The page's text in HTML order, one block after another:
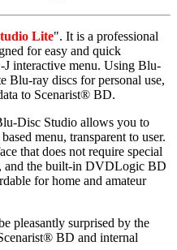
Lite". It is a professional
for easy and quick
interactive menu. Using Blu-
Blu-ray discs for personal use,
to Scenarist® BD.
Disc Studio allows you to
menu, transparent to user.
that does not require special
and the built-in DVDLogic BD
for home and amateur
pleasantly surprised by the
BD and internal